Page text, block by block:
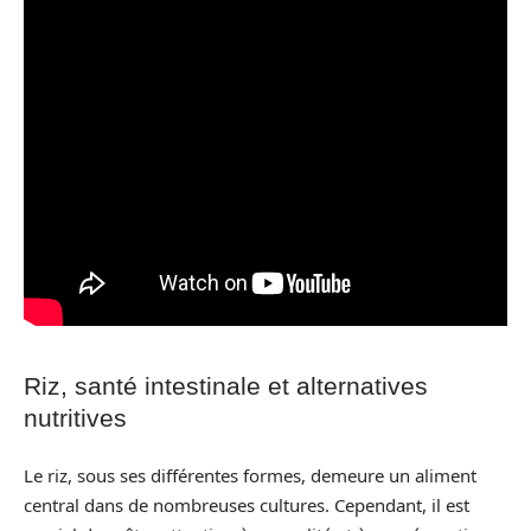
Riz, santé intestinale et alternatives
nutritives
Le riz, sous ses différentes formes, demeure un aliment
central dans de nombreuses cultures. Cependant, il est